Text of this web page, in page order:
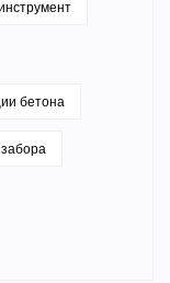
бетона